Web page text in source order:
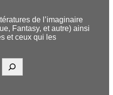
de l’imaginaire
Fantasy, et autre) ainsi
et ceux qui les